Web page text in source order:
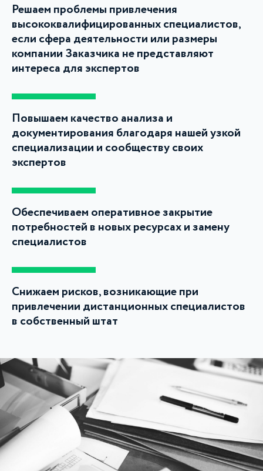
Решаем проблемы привлечения
высококвалифицированных специалистов,
если сфера деятельности или размеры
компании Заказчика не представляют
интереса для экспертов
Повышаем качество анализа и
документирования благодаря нашей узкой
специализации и сообществу своих
экспертов
Обеспечиваем оперативное закрытие
потребностей в новых ресурсах и замену
специалистов
Снижаем рисков, возникающие при
привлечении дистанционных специалистов
в собственный штат